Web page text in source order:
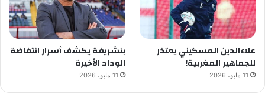
علاءالدين المسكيني يعتذر
للجماهير المغربية!
11 مايو، 2026
بنشريفة يكشف أسرار انتفاضة
الوداد الأخيرة
11 مايو، 2026